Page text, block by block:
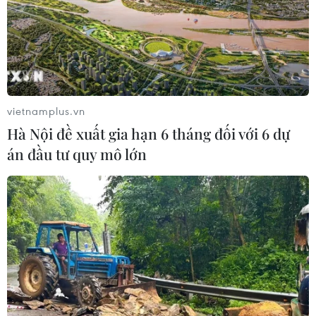
Chuyển động từ cơ sở
06/08/2026 09:48
Israel và Việt Nam hợp tác trong
ngành bán dẫn và công nghệ cao
06/08/2026 09:40
Meta tung công cụ AI lập trình tự
động cho nhà phát triển
06/08/2026 06:40
Doanh thu AI của Microsoft phụ
thuộc phần lớn vào đối tác OpenAI
vietnamplus.vn
Hà Nội đề xuất gia hạn 6 tháng đối với 6 dự
án đầu tư quy mô lớn